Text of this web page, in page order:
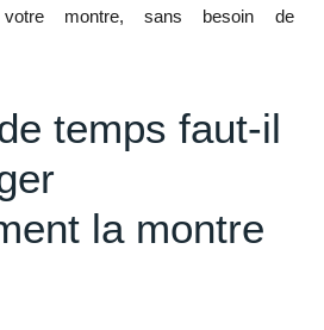
votre montre, sans besoin de
temps faut-il
la montre